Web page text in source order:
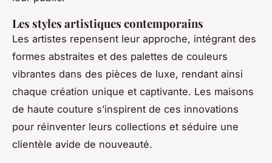
Les styles artistiques contemporains
Les artistes repensent leur approche, intégrant des
formes abstraites et des palettes de couleurs
vibrantes dans des pièces de luxe, rendant ainsi
chaque création unique et captivante. Les maisons
de haute couture s’inspirent de ces innovations
pour réinventer leurs collections et séduire une
clientèle avide de nouveauté.